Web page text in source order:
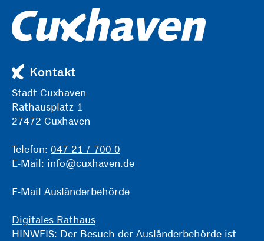
Kontakt
Stadt Cuxhaven
Rathausplatz 1
27472 Cuxhaven
Telefon: 047 21 / 700-0
E-Mail: info@cuxhaven.de
E-Mail Ausländerbehörde
Digitales Rathaus
HINWEIS: Der Besuch der Ausländerbehörde ist